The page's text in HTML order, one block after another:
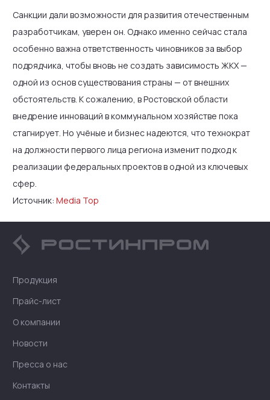
Санкции дали возможности для развития отечественным
разработчикам, уверен он. Однако именно сейчас стала
особенно важна ответственность чиновников за выбор
подрядчика, чтобы вновь не создать зависимость ЖКХ —
одной из основ существования страны — от внешних
обстоятельств. К сожалению, в Ростовской области
внедрение инноваций в коммунальном хозяйстве пока
стагнирует. Но учёные и бизнес надеются, что технократ
на должности первого лица региона изменит подход к
реализации федеральных проектов в одной из ключевых
сфер.
Источник: Media Top
Продукция
Прайс-лист
О компании
Новости
Пресса о нас
Контакты